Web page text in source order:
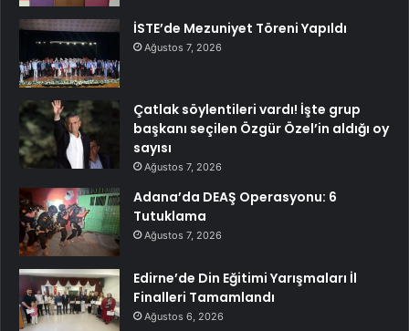
İSTE’de Mezuniyet Töreni Yapıldı
Ağustos 7, 2026
Çatlak söylentileri vardı! İşte grup
başkanı seçilen Özgür Özel’in aldığı oy
sayısı
Ağustos 7, 2026
Adana’da DEAŞ Operasyonu: 6
Tutuklama
Ağustos 7, 2026
Edirne’de Din Eğitimi Yarışmaları İl
Finalleri Tamamlandı
Ağustos 6, 2026